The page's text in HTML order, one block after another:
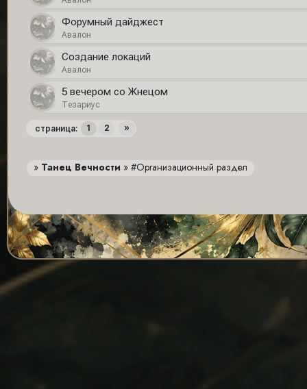
Форумный дайджест
Авалон
Создание локаций
Авалон
5 вечером со Жнецом
Тезариус
страница: 1 2 »
» Танец Вечности » #Организационный раздел